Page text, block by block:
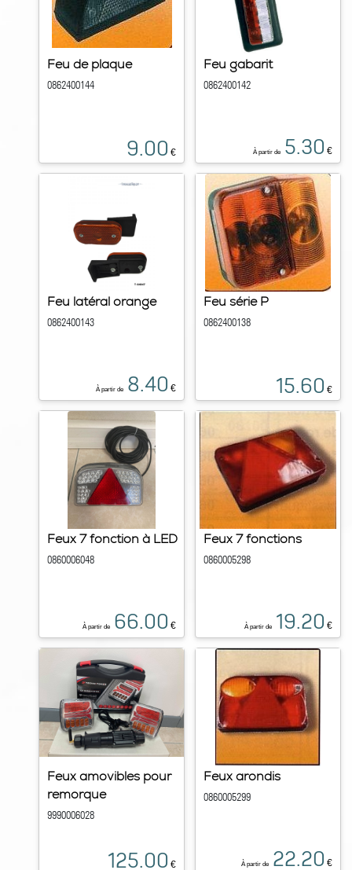
Feu de plaque
0862400144
9.00 €
Feu gabarit
0862400142
À partir de 5.30 €
Feu latéral orange
0862400143
À partir de 8.40 €
Feu série P
0862400138
15.60 €
Feux 7 fonction à LED
0860006048
À partir de 66.00 €
Feux 7 fonctions
0860005298
À partir de 19.20 €
Feux amovibles pour
remorque
9990006028
125.00 €
Feux arondis
0860005299
À partir de 22.20 €